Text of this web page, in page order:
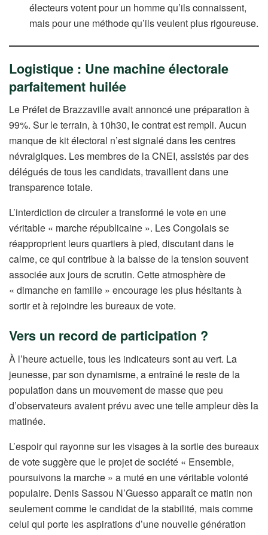
électeurs votent pour un homme qu’ils connaissent,
mais pour une méthode qu’ils veulent plus rigoureuse.
Logistique : Une machine électorale
parfaitement huilée
Le Préfet de Brazzaville avait annoncé une préparation à
99%. Sur le terrain, à 10h30, le contrat est rempli. Aucun
manque de kit électoral n’est signalé dans les centres
névralgiques. Les membres de la CNEI, assistés par des
délégués de tous les candidats, travaillent dans une
transparence totale.
L’interdiction de circuler a transformé le vote en une
véritable « marche républicaine ». Les Congolais se
réapproprient leurs quartiers à pied, discutant dans le
calme, ce qui contribue à la baisse de la tension souvent
associée aux jours de scrutin. Cette atmosphère de
« dimanche en famille » encourage les plus hésitants à
sortir et à rejoindre les bureaux de vote.
Vers un record de participation ?
À l’heure actuelle, tous les indicateurs sont au vert. La
jeunesse, par son dynamisme, a entraîné le reste de la
population dans un mouvement de masse que peu
d’observateurs avaient prévu avec une telle ampleur dès la
matinée.
L’espoir qui rayonne sur les visages à la sortie des bureaux
de vote suggère que le projet de société « Ensemble,
poursuivons la marche » a muté en une véritable volonté
populaire. Denis Sassou N’Guesso apparaît ce matin non
seulement comme le candidat de la stabilité, mais comme
celui qui porte les aspirations d’une nouvelle génération